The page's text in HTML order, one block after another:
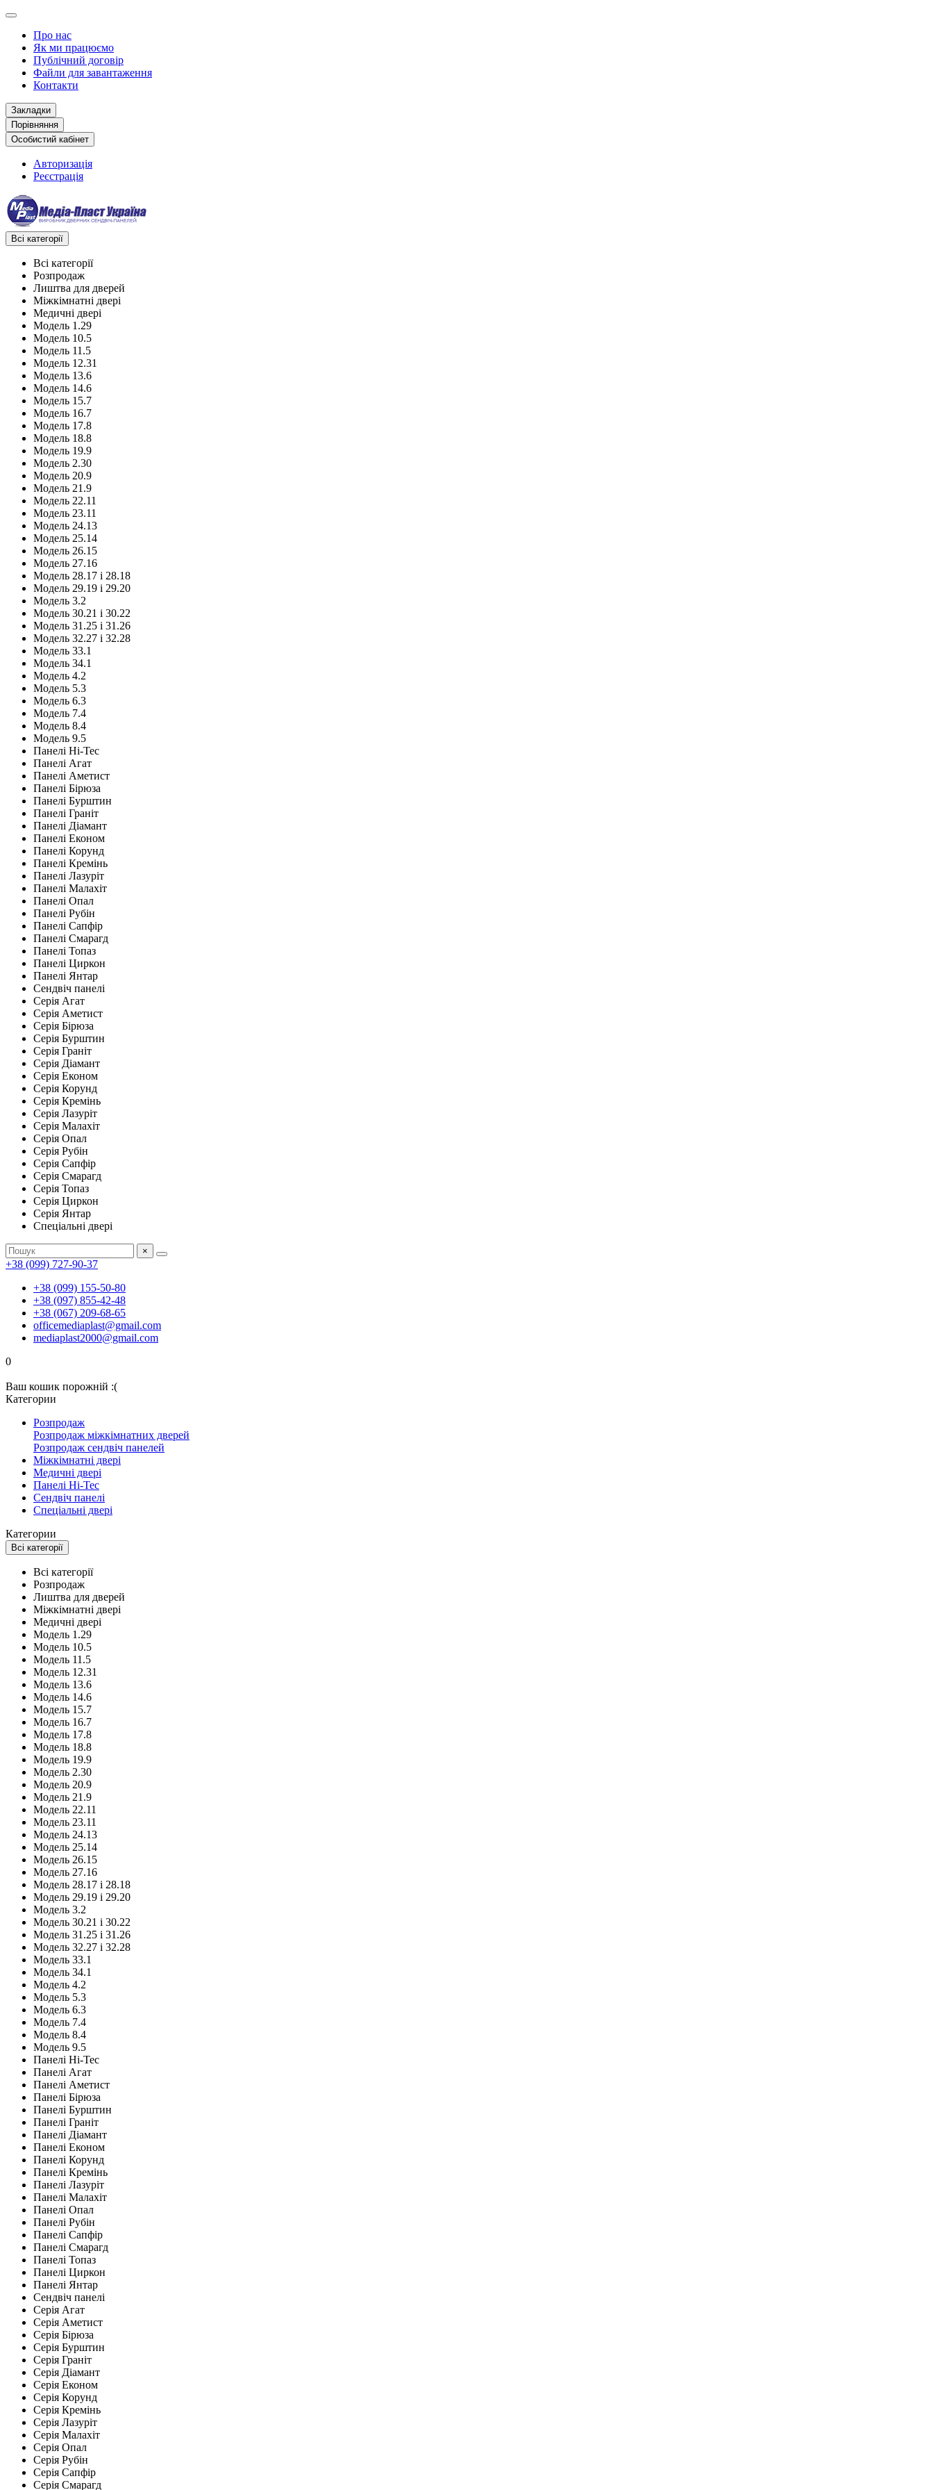
Про нас
Як ми працюємо
Публічний договір
Файли для завантаження
Контакти
Закладки
Порівняння
Особистий кабінет
Авторизація
Реєстрація
Всі категорії
Всі категорії
Розпродаж
Лиштва для дверей
Міжкімнатні двері
Медичні двері
Модель 1.29
Модель 10.5
Модель 11.5
Модель 12.31
Модель 13.6
Модель 14.6
Модель 15.7
Модель 16.7
Модель 17.8
Модель 18.8
Модель 19.9
Модель 2.30
Модель 20.9
Модель 21.9
Модель 22.11
Модель 23.11
Модель 24.13
Модель 25.14
Модель 26.15
Модель 27.16
Модель 28.17 і 28.18
Модель 29.19 і 29.20
Модель 3.2
Модель 30.21 і 30.22
Модель 31.25 і 31.26
Модель 32.27 і 32.28
Модель 33.1
Модель 34.1
Модель 4.2
Модель 5.3
Модель 6.3
Модель 7.4
Модель 8.4
Модель 9.5
Панелі Hi-Tec
Панелі Агат
Панелі Аметист
Панелі Бірюза
Панелі Бурштин
Панелі Граніт
Панелі Діамант
Панелі Економ
Панелі Корунд
Панелі Кремінь
Панелі Лазуріт
Панелі Малахіт
Панелі Опал
Панелі Рубін
Панелі Сапфір
Панелі Смарагд
Панелі Топаз
Панелі Циркон
Панелі Янтар
Сендвіч панелі
Серія Агат
Серія Аметист
Серія Бірюза
Серія Бурштин
Серія Граніт
Серія Діамант
Серія Економ
Серія Корунд
Серія Кремінь
Серія Лазуріт
Серія Малахіт
Серія Опал
Серія Рубін
Серія Сапфір
Серія Смарагд
Серія Топаз
Серія Циркон
Серія Янтар
Спеціальні двері
×
+38 (099) 727-90-37
+38 (099) 155-50-80
+38 (097) 855-42-48
+38 (067) 209-68-65
officemediaplast@gmail.com
mediaplast2000@gmail.com
0
Ваш кошик порожній :(
Категории
Розпродаж
Розпродаж міжкімнатних дверей
Розпродаж сендвіч панелей
Міжкімнатні двері
Медичні двері
Панелі Hi-Tec
Сендвіч панелі
Спеціальні двері
Категории
Всі категорії
Всі категорії
Розпродаж
Лиштва для дверей
Міжкімнатні двері
Медичні двері
Модель 1.29
Модель 10.5
Модель 11.5
Модель 12.31
Модель 13.6
Модель 14.6
Модель 15.7
Модель 16.7
Модель 17.8
Модель 18.8
Модель 19.9
Модель 2.30
Модель 20.9
Модель 21.9
Модель 22.11
Модель 23.11
Модель 24.13
Модель 25.14
Модель 26.15
Модель 27.16
Модель 28.17 і 28.18
Модель 29.19 і 29.20
Модель 3.2
Модель 30.21 і 30.22
Модель 31.25 і 31.26
Модель 32.27 і 32.28
Модель 33.1
Модель 34.1
Модель 4.2
Модель 5.3
Модель 6.3
Модель 7.4
Модель 8.4
Модель 9.5
Панелі Hi-Tec
Панелі Агат
Панелі Аметист
Панелі Бірюза
Панелі Бурштин
Панелі Граніт
Панелі Діамант
Панелі Економ
Панелі Корунд
Панелі Кремінь
Панелі Лазуріт
Панелі Малахіт
Панелі Опал
Панелі Рубін
Панелі Сапфір
Панелі Смарагд
Панелі Топаз
Панелі Циркон
Панелі Янтар
Сендвіч панелі
Серія Агат
Серія Аметист
Серія Бірюза
Серія Бурштин
Серія Граніт
Серія Діамант
Серія Економ
Серія Корунд
Серія Кремінь
Серія Лазуріт
Серія Малахіт
Серія Опал
Серія Рубін
Серія Сапфір
Серія Смарагд